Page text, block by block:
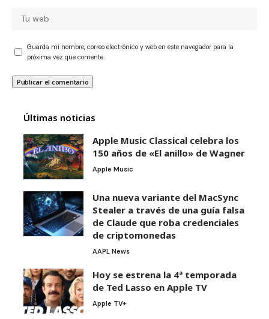
Guarda mi nombre, correo electrónico y web en este navegador para la
próxima vez que comente.
Últimas noticias
Apple Music Classical celebra los
150 años de «El anillo» de Wagner
Apple Music
Una nueva variante del MacSync
Stealer a través de una guía falsa
de Claude que roba credenciales
de criptomonedas
AAPL News
Hoy se estrena la 4ª temporada
de Ted Lasso en Apple TV
Apple TV+